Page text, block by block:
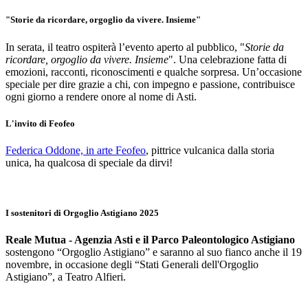
"Storie da ricordare, orgoglio da vivere. Insieme"
In serata, il teatro ospiterà l’evento aperto al pubblico, "Storie da
ricordare, orgoglio da vivere. Insieme". Una celebrazione fatta di
emozioni, racconti, riconoscimenti e qualche sorpresa. Un’occasione
speciale per dire grazie a chi, con impegno e passione, contribuisce
ogni giorno a rendere onore al nome di Asti.
L'invito di Feofeo
Federica Oddone, in arte Feofeo, pittrice vulcanica dalla storia
unica, ha qualcosa di speciale da dirvi!
I sostenitori di Orgoglio Astigiano 2025
Reale Mutua - Agenzia Asti e il Parco Paleontologico Astigiano
sostengono “Orgoglio Astigiano” e saranno al suo fianco anche il 19
novembre, in occasione degli “Stati Generali dell'Orgoglio
Astigiano”, a Teatro Alfieri.